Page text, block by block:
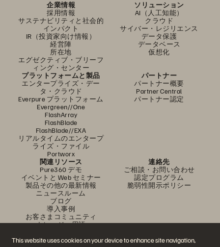
This website uses cookies on your device to enhance site navigation,
企業情報
採用情報
サステナビリティと社会的
インパクト
IR（投資家向け情報）
経営陣
所在地
エグゼクティブ・ブリーフ
ィング・センター
ソリューション
AI（人工知能）
クラウド
サイバー・レジリエンス
データ保護
データベース
仮想化
プラットフォームと製品
エンタープライズ・デー
タ・クラウド
Everpure プラットフォーム
Evergreen//One
FlashArray
FlashBlade
FlashBlade//EXA
リアルタイムのエンタープ
ライズ・ファイル
Portworx
パートナー
パートナー概要
Partner Central
パートナー認定
関連リソース
Pure360 デモ
イベントと Web セミナー
製品その他の最新情報
ニュースルーム
ブログ
導入事例
お客さまコミュニティ
ナレッジ・用語
連絡先
ご相談・お問い合わせ
認定プログラム
脆弱性開示ポリシー